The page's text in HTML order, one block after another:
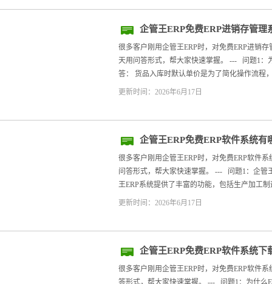
企管王ERP免费ERP进销存管理
很多客户刚用企管王ERP时，对免费ERP进销
天用问答形式，帮大家快速掌握。 --- 问题1：
答： 货品入库时默认单价是为了简化操作流程
更新时间：2026年6月17日
企管王ERP免费ERP软件系统有
很多客户刚用企管王ERP时，对免费ERP软件
问答形式，帮大家快速掌握。 --- 问题1：企管
王ERP系统提供了丰富的功能，包括生产加工
更新时间：2026年6月17日
企管王ERP免费ERP软件系统下
很多客户刚用企管王ERP时，对免费ERP软件
答形式，帮大家快速掌握。 --- 问题1：为什么